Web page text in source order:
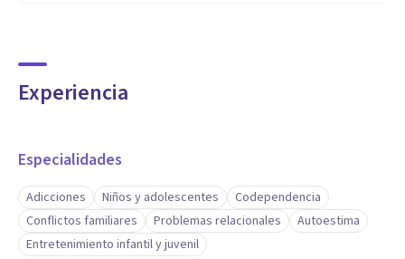
Experiencia
Especialidades
Adicciones Niños y adolescentes
Codependencia
Conflictos familiares
Problemas relacionales
Autoestima
Entretenimiento infantil y juvenil